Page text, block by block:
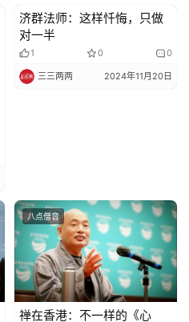
八点僧音
济群法师：这样忏悔，只做
对一半
1 0 0
三三两两 2024年11月20日
八点僧音
禅在香港：不一样的《心